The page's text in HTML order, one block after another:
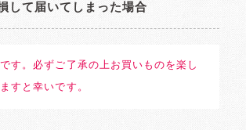
して届いてしまった場合
す。必ずご了承の上お買いものを楽し
すと幸いです。